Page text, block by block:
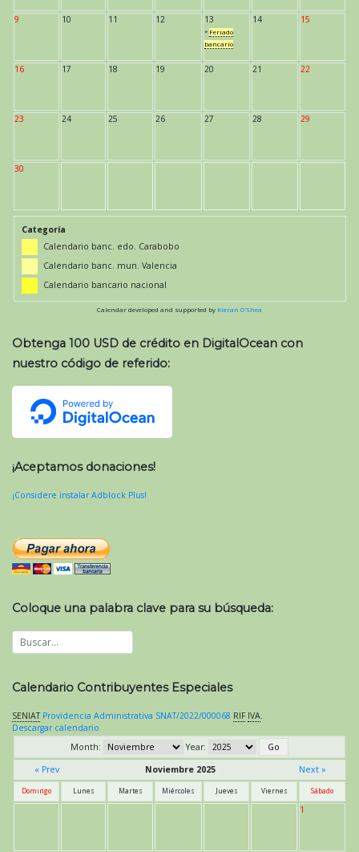
9 10 11 12 13
* Feriado
bancario
14 15
16 17 18 19 20 21 22
23 24 25 26 27 28 29
30
Categoría
Calendario banc. edo. Carabobo
Calendario banc. mun. Valencia
Calendario bancario nacional
Calendar developed and supported by Kieran O'Shea
Obtenga 100 USD de crédito en DigitalOcean con
nuestro código de referido:
¡Aceptamos donaciones!
¡Considere instalar Adblock Plus!
Coloque una palabra clave para su búsqueda:
Calendario Contribuyentes Especiales
SENIAT Providencia Administrativa SNAT/2022/000068 RIF IVA
Descargar calendario
Month:
Year:
« Prev
Noviembre 2025 Next »
Domingo Lunes Martes Miércoles Jueves Viernes Sábado
1